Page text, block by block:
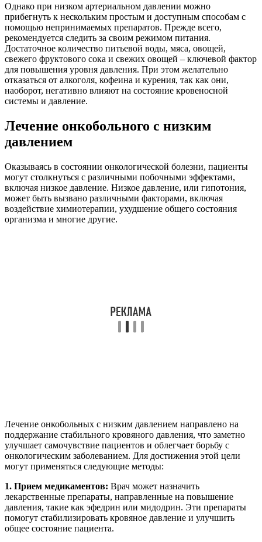
Однако при низком артериальном давлении можно
прибегнуть к нескольким простым и доступным способам с
помощью непринимаемых препаратов. Прежде всего,
рекомендуется следить за своим режимом питания.
Достаточное количество питьевой воды, мяса, овощей,
свежего фруктового сока и свежих овощей – ключевой фактор
для повышения уровня давления. При этом желательно
отказаться от алкоголя, кофеина и курения, так как они,
наоборот, негативно влияют на состояние кровеносной
системы и давление.
Лечение онкобольного с низким
давлением
Оказываясь в состоянии онкологической болезни, пациенты
могут столкнуться с различными побочными эффектами,
включая низкое давление. Низкое давление, или гипотония,
может быть вызвано различными факторами, включая
воздействие химиотерапии, ухудшение общего состояния
организма и многие другие.
Лечение онкобольных с низким давлением направлено на
поддержание стабильного кровяного давления, что заметно
улучшает самочувствие пациентов и облегчает борьбу с
онкологическим заболеванием. Для достижения этой цели
могут применяться следующие методы:
1. Прием медикаментов: Врач может назначить
лекарственные препараты, направленные на повышение
давления, такие как эфедрин или мидодрин. Эти препараты
помогут стабилизировать кровяное давление и улучшить
общее состояние пациента.